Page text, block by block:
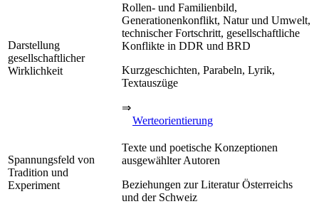
Darstellung
gesellschaftlicher
Wirklichkeit
Rollen- und Familienbild,
Generationenkonflikt, Natur und Umwelt,
technischer Fortschritt, gesellschaftliche
Konflikte in DDR und BRD
Kurzgeschichten, Parabeln, Lyrik,
Textauszüge
⇒
Werteorientierung
Spannungsfeld von
Tradition und
Experiment
Texte und poetische Konzeptionen
ausgewählter Autoren
Beziehungen zur Literatur Österreichs
und der Schweiz